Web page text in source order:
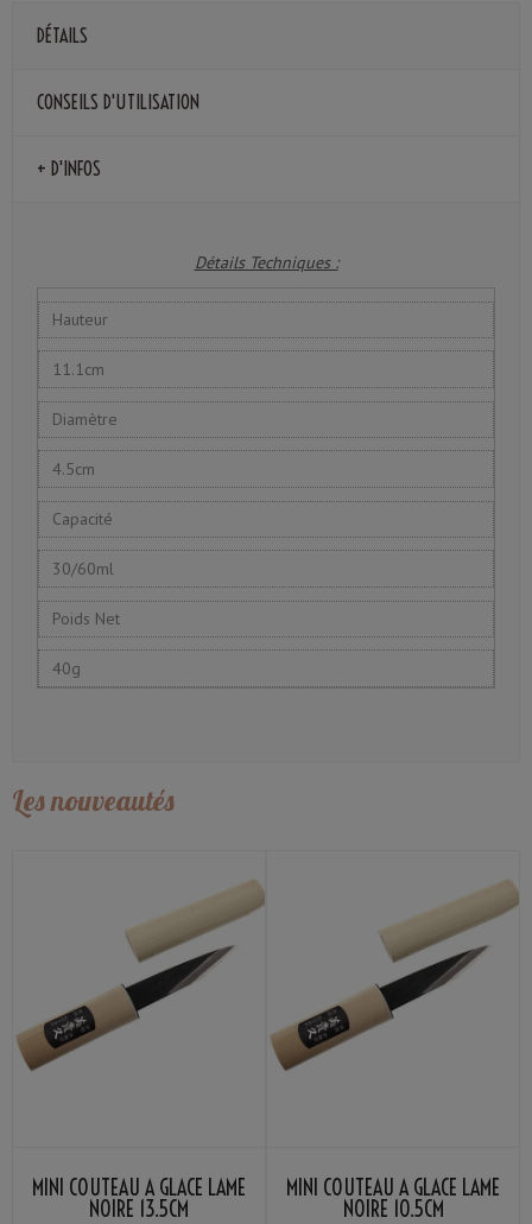
DÉTAILS
CONSEILS D'UTILISATION
+ D'INFOS
Détails Techniques :
Hauteur
11.1cm
Diamètre
4.5cm
Capacité
30/60ml
Poids Net
40g
Les nouveautés
MINI COUTEAU À GLACE LAME
NOIRE 13.5CM
MINI COUTEAU À GLACE LAME
NOIRE 10.5CM